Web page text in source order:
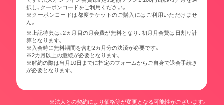
択し、クーポンコードをご利用ください。
※クーポンコードは都度チケットのご購入にはご利用いただけませ
ん。
※上記特典は、2ヵ月目の月会費が無料となり、初月月会費は日割り計
算となります。
※入会時に無料期間を含む2カ月分の決済が必要です。
※2カ月以上の継続が必要となります。
※解約の際は当月10日までに指定のフォームからご自身で退会手続き
が必要となります。
※法人との契約により価格等が変更となる可能性がございます。